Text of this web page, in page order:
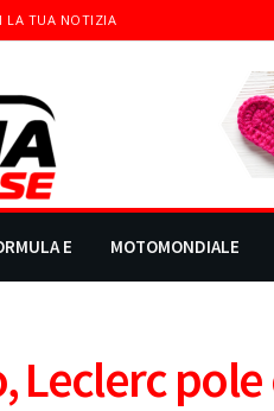
LA TUA NOTIZIA
E MOTOMONDIALE
Leclerc